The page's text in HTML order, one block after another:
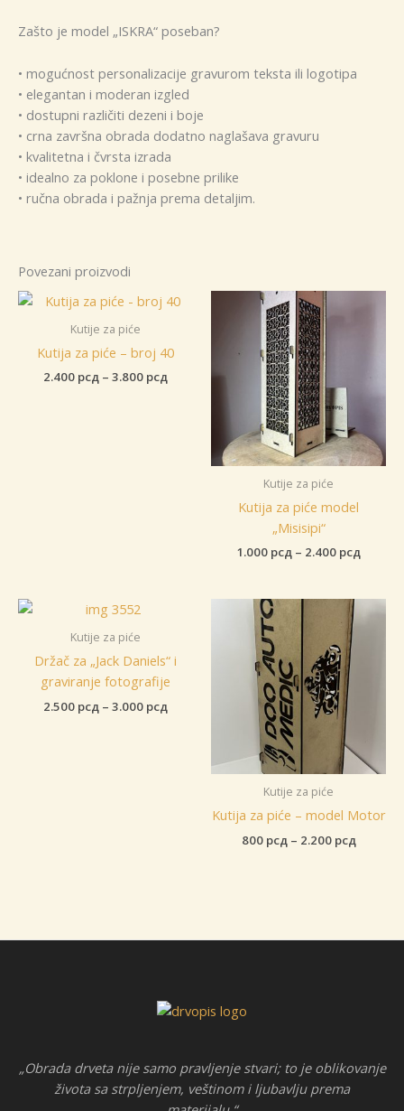
Zašto je model „ISKRA“ poseban?
• mogućnost personalizacije gravurom teksta ili logotipa
• elegantan i moderan izgled
• dostupni različiti dezeni i boje
• crna završna obrada dodatno naglašava gravuru
• kvalitetna i čvrsta izrada
• idealno za poklone i posebne prilike
• ručna obrada i pažnja prema detaljim.
Povezani proizvodi
Kutije za piće
Kutija za piće – broj 40
2.400 рсд – 3.800 рсд
3.800 рсд
Kutije za piće
Kutija za piće model
„Misisipi“
1.000 рсд – 2.400 рсд
1.000
do
Kutije za piće
Držač za „Jack Daniels“ i
graviranje fotografije
2.500 рсд – 3.000 рсд
Kutije za piće
Kutija za piće – model Motor
800 рсд – 2.200 рсдRaspon
„Obrada drveta nije samo pravljenje stvari; to je oblikovanje
života sa strpljenjem, veštinom i ljubavlju prema